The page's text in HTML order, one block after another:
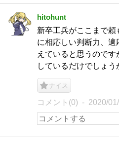
hitohunt
新卒工兵がここまで
に相応しい判断力、
えていると思うので
しているだけでしょう
ナイス
コメント(0) 2020/